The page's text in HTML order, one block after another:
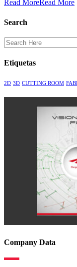
Read MoreRead More
Search
Search
for:
Etiquetas
2D 3D CUTTING ROOM
Company Data